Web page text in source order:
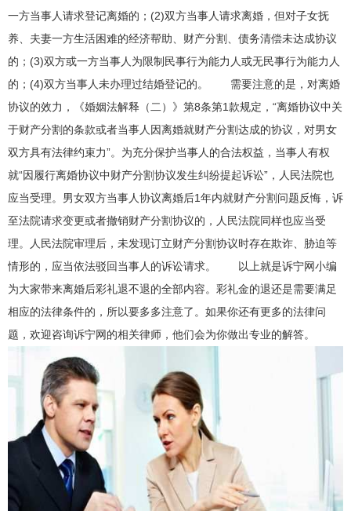
一方当事人请求登记离婚的；(2)双方当事人请求离婚，但对子女抚
养、夫妻一方生活困难的经济帮助、财产分割、债务清偿未达成协议
的；(3)双方或一方当事人为限制民事行为能力人或无民事行为能力人
的；(4)双方当事人未办理过结婚登记的。 需要注意的是，对离婚
协议的效力，《婚姻法解释（二）》第8条第1款规定，“离婚协议中关
于财产分割的条款或者当事人因离婚就财产分割达成的协议，对男女
双方具有法律约束力”。为充分保护当事人的合法权益，当事人有权
就“因履行离婚协议中财产分割协议发生纠纷提起诉讼”，人民法院也
应当受理。男女双方当事人协议离婚后1年内就财产分割问题反悔，诉
至法院请求变更或者撤销财产分割协议的，人民法院同样也应当受
理。人民法院审理后，未发现订立财产分割协议时存在欺诈、胁迫等
情形的，应当依法驳回当事人的诉讼请求。 以上就是诉宁网小编
为大家带来离婚后彩礼退不退的全部内容。彩礼金的退还是需要满足
相应的法律条件的，所以要多多注意了。如果你还有更多的法律问
题，欢迎咨询诉宁网的相关律师，他们会为你做出专业的解答。